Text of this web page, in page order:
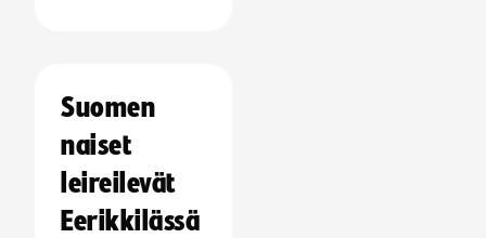
Suomen
naiset
leireilevät
Eerikkilässä